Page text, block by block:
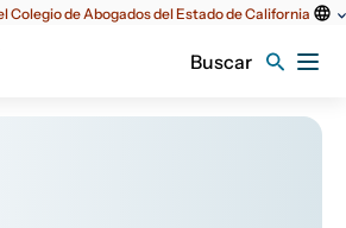
Colegio de Abogados del Estado de California
Buscar